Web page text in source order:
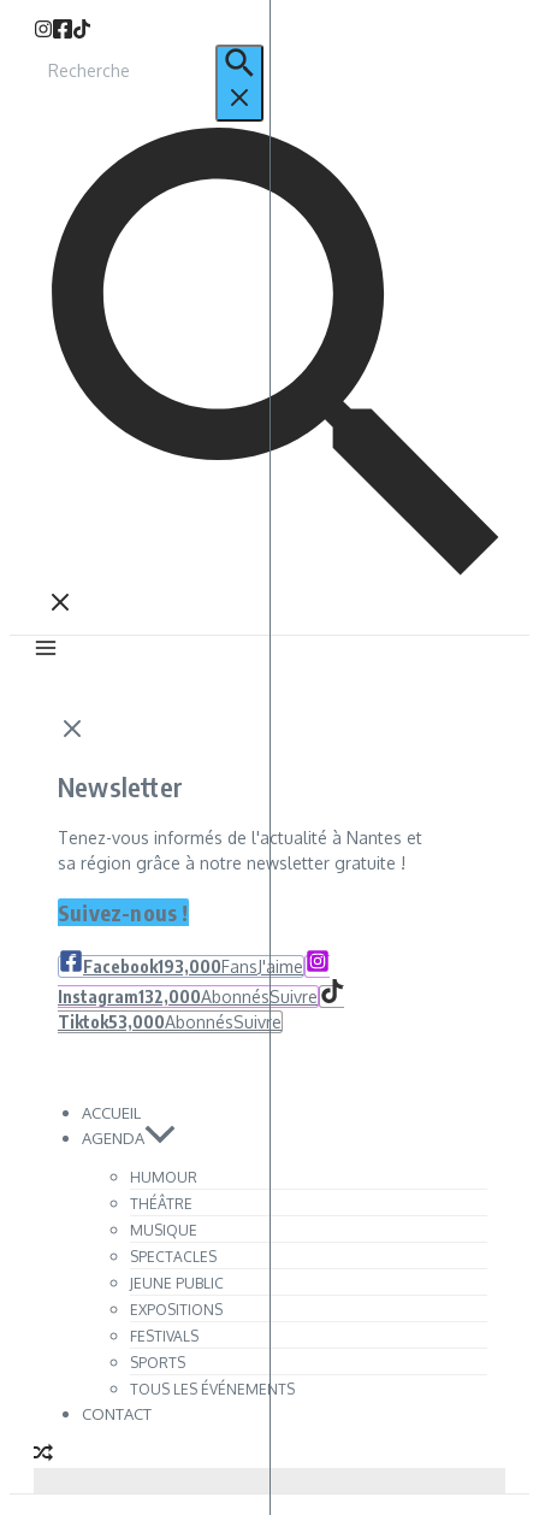
pour
Newsletter
Tenez-vous informés de l'actualité à Nantes et
sa région grâce à notre newsletter gratuite !
Suivez-nous !
Facebook193,000FansJ'aime
Instagram132,000AbonnésSuivre
Tiktok53,000AbonnésSuivre
ACCUEIL
AGENDA
HUMOUR
THÉÂTRE
MUSIQUE
SPECTACLES
JEUNE PUBLIC
EXPOSITIONS
FESTIVALS
SPORTS
TOUS LES ÉVÉNEMENTS
CONTACT